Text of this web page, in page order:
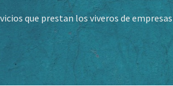
que prestan los viveros de